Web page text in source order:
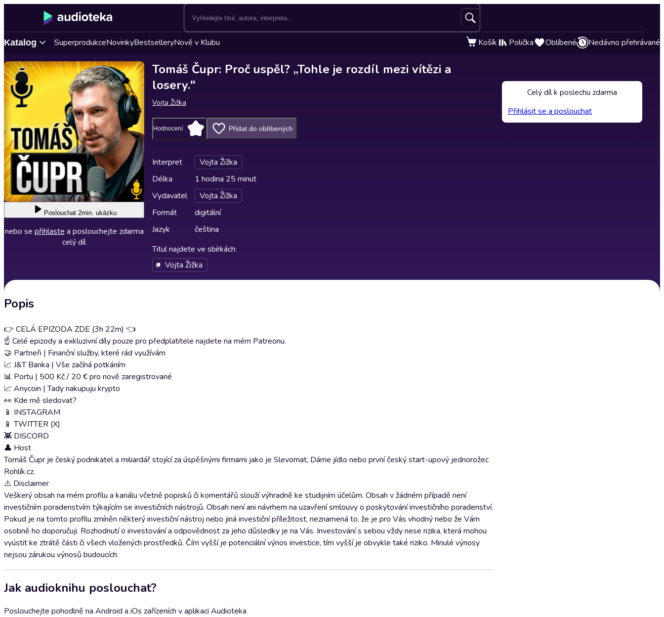
Katalog SuperprodukceNovinkyBestselleryNově v Klubu Košík Polička Oblíbené Nedávno přehrávané
Poslouchat 2min. ukázku
nebo se přihlaste a poslouchejte zdarma
celý díl
Tomáš Čupr: Proč uspěl? „Tohle je rozdíl mezi vítězi a
losery."
Vojta Žižka
Hodnocení Přidat do oblíbených
Interpret
Vojta Žižka
Délka
1 hodina 25 minut
Vydavatel
Vojta Žižka
Formát
digitální
Jazyk
čeština
Titul najdete ve sbírkách:
Vojta Žižka
Popis
👉 ⁠⁠⁠⁠⁠⁠⁠⁠⁠⁠⁠⁠⁠⁠⁠⁠CELÁ EPIZODA ZDE (3h 22m)⁠⁠⁠⁠⁠⁠⁠⁠⁠⁠⁠⁠⁠⁠⁠⁠ 👈
☝️ Celé epizody a exkluzivní díly pouze pro předplatitele najdete ⁠⁠⁠⁠⁠⁠⁠⁠⁠⁠⁠⁠⁠⁠⁠⁠na mém Patreonu⁠⁠⁠⁠⁠⁠⁠⁠⁠⁠⁠⁠⁠⁠⁠⁠.
🤝 Partneři | Finanční služby, které rád využívám
📈 J&T Banka | ⁠⁠⁠⁠⁠⁠⁠⁠⁠⁠⁠⁠⁠⁠⁠Vše začíná potkáním⁠⁠⁠⁠⁠⁠⁠⁠⁠⁠⁠⁠⁠⁠⁠
📊 Portu | ⁠⁠⁠⁠⁠⁠⁠⁠⁠⁠⁠⁠⁠⁠⁠⁠500 Kč / 20 € pro nově zaregistrované⁠⁠⁠⁠⁠⁠⁠⁠⁠⁠⁠⁠⁠⁠⁠⁠
📈 Anycoin | ⁠⁠⁠⁠⁠⁠⁠⁠⁠⁠⁠⁠⁠⁠⁠⁠Tady nakupuju krypto⁠⁠⁠⁠⁠⁠⁠⁠⁠⁠⁠⁠⁠⁠⁠⁠
👀 Kde mě sledovat?
📱 ⁠⁠⁠⁠⁠⁠⁠⁠⁠⁠⁠⁠⁠⁠⁠⁠INSTAGRAM⁠⁠⁠⁠⁠⁠⁠⁠⁠⁠⁠⁠⁠⁠⁠⁠
📱 ⁠⁠⁠⁠⁠⁠⁠⁠⁠⁠⁠⁠⁠⁠⁠⁠TWITTER (X)⁠⁠⁠⁠⁠⁠⁠⁠⁠⁠⁠⁠⁠⁠⁠⁠
👾 ⁠⁠⁠⁠⁠⁠⁠⁠⁠⁠⁠⁠⁠⁠⁠⁠DISCORD⁠⁠⁠⁠⁠⁠⁠⁠⁠⁠⁠⁠⁠⁠⁠⁠
👤 Host
Tomáš Čupr je český podnikatel a miliardář stojící za úspěšnými firmami jako je Slevomat, Dáme jídlo nebo první český start-upový jednorožec
Rohlík.cz.
⚠️ Disclaimer
Veškerý obsah na mém profilu a kanálu včetně popisků či komentářů slouží výhradně ke studijním účelům. Obsah v žádném případě není
investičním poradenstvím týkajícím se investičních nástrojů. Obsah není ani návrhem na uzavření smlouvy o poskytování investičního poradenství.
Pokud je na tomto profilu zmíněn některý investiční nástroj nebo jiná investiční příležitost, neznamená to, že je pro Vás vhodný nebo že Vám
osobně ho doporučuji. Rozhodnutí o investování a odpovědnost za jeho důsledky je na Vás. Investování s sebou vždy nese rizika, která mohou
vyústit ke ztrátě části či všech vložených prostředků. Čím vyšší je potenciální výnos investice, tím vyšší je obvykle také riziko. Minulé výnosy
nejsou zárukou výnosů budoucích.
Jak audioknihu poslouchat?
Poslouchejte pohodlně na Android a iOs zařízeních v aplikaci Audioteka
Celý díl k poslechu zdarma
Přihlásit se a poslouchat